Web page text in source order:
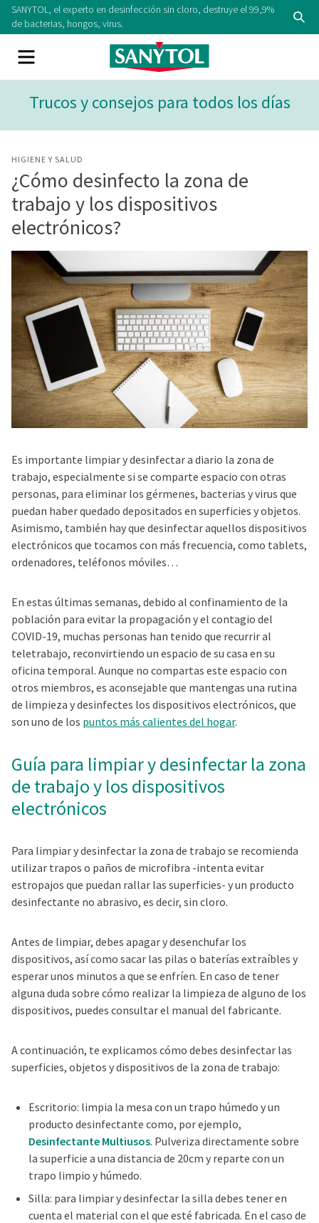
SkipSANYTOL, el experto en desinfección sin cloro, destruye el 99,9%
de bacterias, hongos, virus.
Menu
Trucos y consejos para todos los días
HIGIENE Y SALUD
¿Cómo desinfecto la zona de
trabajo y los dispositivos
electrónicos?
Es importante limpiar y desinfectar a diario la zona de
trabajo, especialmente si se comparte espacio con otras
personas, para eliminar los gérmenes, bacterias y virus que
puedan haber quedado depositados en superficies y objetos.
Asimismo, también hay que desinfectar aquellos dispositivos
electrónicos que tocamos con más frecuencia, como tablets,
ordenadores, teléfonos móviles…
En estas últimas semanas, debido al confinamiento de la
población para evitar la propagación y el contagio del
COVID-19, muchas personas han tenido que recurrir al
teletrabajo, reconvirtiendo un espacio de su casa en su
oficina temporal. Aunque no compartas este espacio con
otros miembros, es aconsejable que mantengas una rutina
de limpieza y desinfectes los dispositivos electrónicos, que
son uno de los puntos más calientes del hogar.
Guía para limpiar y desinfectar la zona
de trabajo y los dispositivos
electrónicos
Para limpiar y desinfectar la zona de trabajo se recomienda
utilizar trapos o paños de microfibra -intenta evitar
estropajos que puedan rallar las superficies- y un producto
desinfectante no abrasivo, es decir, sin cloro.
Antes de limpiar, debes apagar y desenchufar los
dispositivos, así como sacar las pilas o baterías extraíbles y
esperar unos minutos a que se enfríen. En caso de tener
alguna duda sobre cómo realizar la limpieza de alguno de los
dispositivos, puedes consultar el manual del fabricante.
A continuación, te explicamos cómo debes desinfectar las
superficies, objetos y dispositivos de la zona de trabajo:
Escritorio: limpia la mesa con un trapo húmedo y un
producto desinfectante como, por ejemplo,
Desinfectante Multiusos. Pulveriza directamente sobre
la superficie a una distancia de 20cm y reparte con un
trapo limpio y húmedo.
Silla: para limpiar y desinfectar la silla debes tener en
cuenta el material con el que esté fabricada. En el caso de